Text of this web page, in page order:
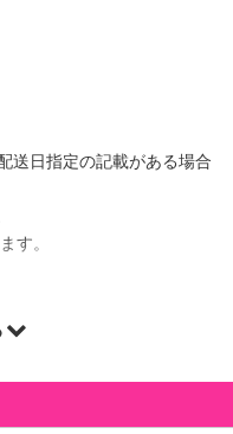
送日指定の記載がある場合
す。
、柔らかい生地で締め付け